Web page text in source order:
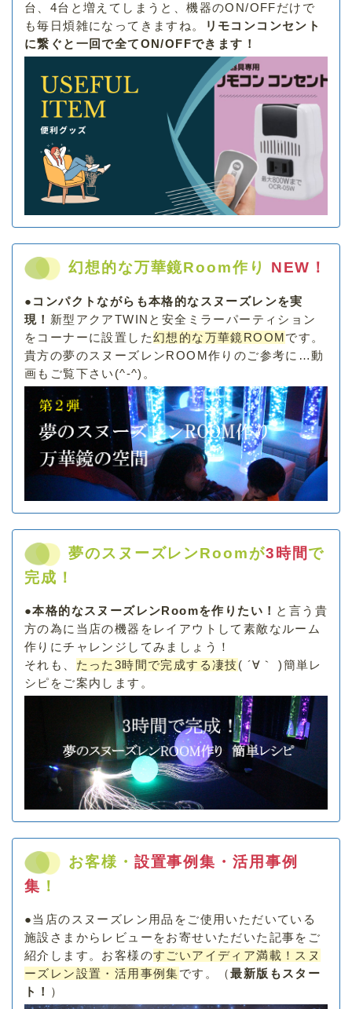
台、4台と増えてしまうと、機器のON/OFFだけで
も毎日煩雑になってきますね。
リモコンコンセント
に繋ぐと一回で全てON/OFFできます！
幻想的な万華鏡Room作り NEW！
●コンパクトながらも本格的なスヌーズレンを実
現！ 新型アクアTWINと安全ミラーパーティション
をコーナーに設置した幻想的な万華鏡ROOM です。
貴方の夢のスヌーズレンROOM作りのご参考に…動
画もご覧下さい(^-^)。
夢のスヌーズレンRoomが3時間で
完成！
●本格的なスヌーズレンRoomを作りたい！ と言う貴
方の為に当店の機器をレイアウトして素敵なルーム
作りにチャレンジしてみましょう！
それも、 たった3時間で完成する凄技 ( ´∀｀ )簡単レ
シピをご案内します。
お客様・ 設置事例集・活用事例
集 ！
●当店のスヌーズレン用品をご使用いただいている
施設さまからレビューをお寄せいただいた記事をご
紹介します。お客様のすごいアイディア満載！スヌ
ーズレン設置・活用事例集です。（最新版もスター
ト！ ）